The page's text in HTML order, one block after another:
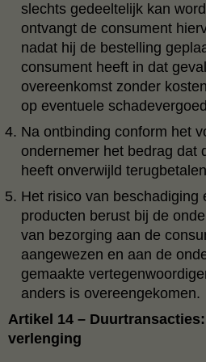
slechts gedeeltelijk kan
ontvangt de consument
nadat hij de bestelling
consument heeft in dat
overeenkomst zonder
op eventuele
Na ontbinding conform het
ondernemer het bedrag dat
heeft onverwijld
Het risico van beschadiging
producten berust bij de
van bezorging aan de
aangewezen en aan de
gemaakte
anders is overeengekomen.
Artikel 14 –
verlenging